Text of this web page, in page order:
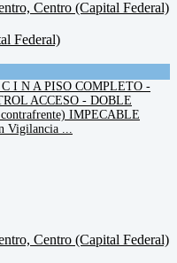
Federal)
I N A PISO COMPLETO -
ACCESO - DOBLE
IMPECABLE
Vigilancia ...